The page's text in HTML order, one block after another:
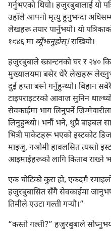
गर्नुभएको थियो। हजुरबुबालाई यो
उहाँले आफ्नो मृत्यु हुनुभन्दा
लेखहरू तयार पार्नुभयो। यो
१९४६ माब्यूँझनुहोस्‌!राखियो।
हजुरबुबाले स्क्रान्टनको घर र २४०
मुख्यालयमा बसेर धेरै लेखहरू
दुई हप्ता बस्ने गर्नुहुन्थ्यो। बिहान
टाइपराइटरको आवाज सुनिन
सेवकाईमा भाग लिनुपर्ने
लिनुहुन्थ्यो। भनौं भने, थुप्रै बाइबल
भित्री पाकेटहरू भएको इस्टकोट
माइजु, नओमी हावलसित त्यस्तो
आइमाईहरूको लागि किताब राख्ने
एक चोटिको कुरा हो, एकदमै
हजुरबुबासित सँगै सेवकाईमा
तिमीले एउटा गल्ती गऱ्‍यौ।”
“कस्तो गल्ती?” हजुरबुबाले